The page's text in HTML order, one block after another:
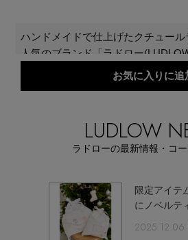
ブランド
【予約】新作ウェアをチェッ
【Tシャツ】デイリーに活躍
【日傘】完全遮光・軽量傘
アイテム一覧
最新トレンドや限定アイテ
いち早くお届けします。
カスタマーサポート
ハンドメイドで仕上げたクチュー
人気のブランド「ラドロー
ぐるフェミニンで愛らしいデザイン
は、森田ありさ、えりか姉妹。
お気に入りに追
LUDLOW
ラドローの最新情報・コ
限定アイテ
にノベルテ
2025.12.06